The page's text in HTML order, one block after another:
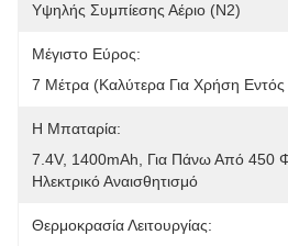
Υψηλής Συμπίεσης Αέριο (N2)
Μέγιστο Εύρος:
7 Μέτρα (καλύτερα Για Χρήση
Η Μπαταρία:
7.4V, 1400mAh, Για Πάνω Από 450
Ηλεκτρικό Αναισθητισμό
Θερμοκρασία Λειτουργίας: